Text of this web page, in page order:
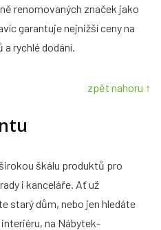
renomovaných značek jako
garantuje nejnižší ceny na
rychlé dodání.
zpět nahoru ↑
škálu produktů pro
i kanceláře. Ať už
starý dům, nebo jen hledáte
na Nábytek-